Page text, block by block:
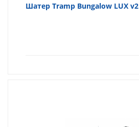
Шатер Tramp Bungalow LUX v2